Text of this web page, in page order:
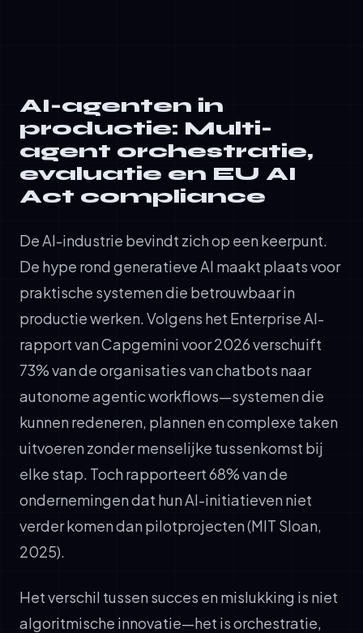
AI-agenten in
productie: Multi-
agent orchestratie,
evaluatie en EU AI
Act compliance
De AI-industrie bevindt zich op een keerpunt.
De hype rond generatieve AI maakt plaats voor
praktische systemen die betrouwbaar in
productie werken. Volgens het Enterprise AI-
rapport van Capgemini voor 2026 verschuift
73% van de organisaties van chatbots naar
autonome agentic workflows—systemen die
kunnen redeneren, plannen en complexe taken
uitvoeren zonder menselijke tussenkomst bij
elke stap. Toch rapporteert 68% van de
ondernemingen dat hun AI-initiatieven niet
verder komen dan pilotprojecten (MIT Sloan,
2025).
Het verschil tussen succes en mislukking is niet
algoritmische innovatie—het is orchestratie,